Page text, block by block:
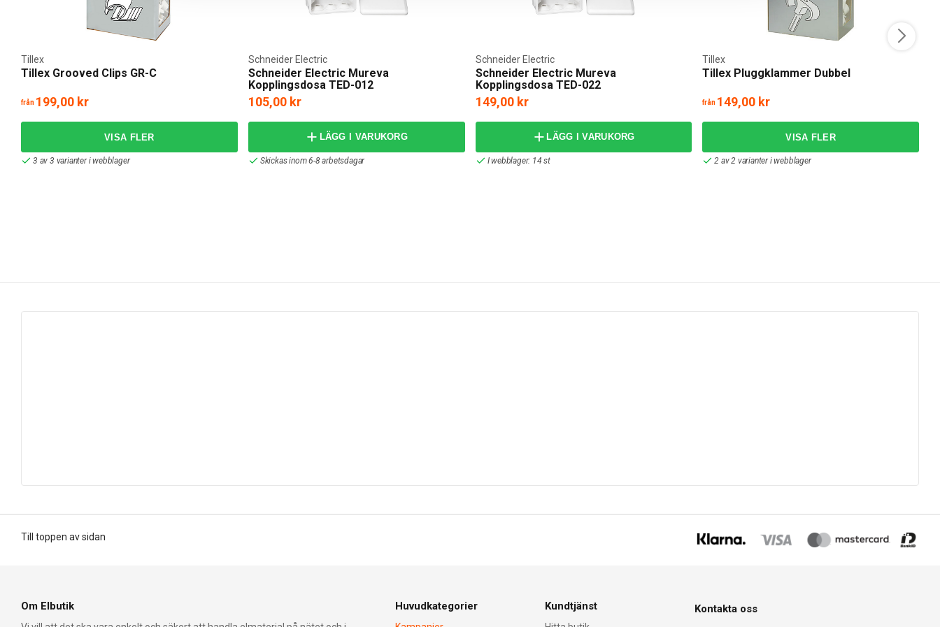
Tillex Grooved Clips GR-C
Tillex
från 199,00 kr
3 av 3 varianter i webblager
Schneider Electric Mureva
Kopplingsdosa TED-012
Schneider Electric
105,00 kr
LÄGG I VARUKORG
Skickas inom 6-8 arbetsdagar
Schneider Electric Mureva
Kopplingsdosa TED-022
Schneider Electric
149,00 kr
LÄGG I VARUKORG
I webblager: 14 st
Tillex Pluggklammer Dubbel
Tillex
från 149,00 kr
2 av 2 varianter i webblager
Till toppen av sidan
Om Elbutik Huvudkategorier Kundtjänst Kontakta oss